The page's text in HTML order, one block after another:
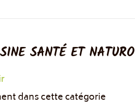
SANTÉ ET NATURO
dans cette catégorie